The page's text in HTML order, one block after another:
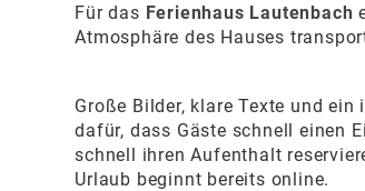
Für das Ferienhaus Lautenbach
Atmosphäre des Hauses
Große Bilder, klare Texte und
dafür, dass Gäste schnell einen
schnell ihren Aufenthalt
Urlaub beginnt bereits online.